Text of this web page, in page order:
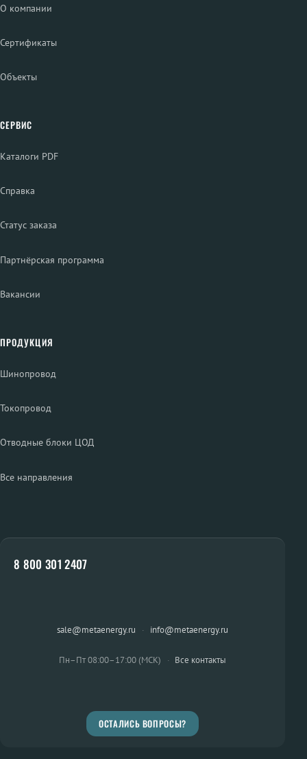
О компании
Сертификаты
Объекты
СЕРВИС
Каталоги PDF
Справка
Статус заказа
Партнёрская программа
Вакансии
ПРОДУКЦИЯ
Шинопровод
Токопровод
Отводные блоки ЦОД
Все направления
8 800 301 2407
sale@metaenergy.ru · info@metaenergy.ru
Пн–Пт 08:00–17:00 (МСК) · Все контакты
ОСТАЛИСЬ ВОПРОСЫ?